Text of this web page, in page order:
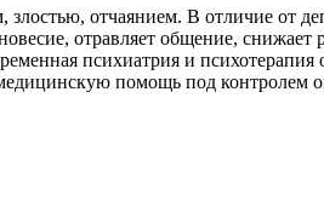
отчаянием. В отличие от
отравляет общение, снижает
психиатрия и
помощь под контролем